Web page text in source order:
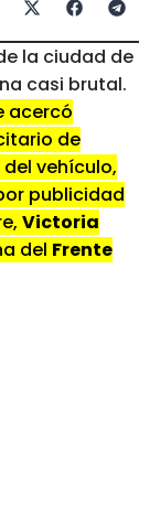
la ciudad de
casi brutal.
acercó
de
vehículo,
publicidad
Victoria
del Frente